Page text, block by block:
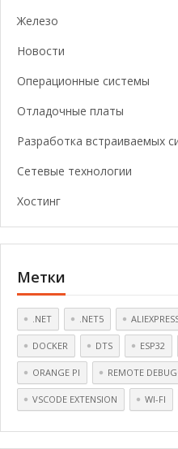
Железо
Новости
Операционные системы
Отладочные платы
Разработка встраиваемых
Сетевые технологии
Хостинг
Метки
.NET .NET5
DOCKER DTS ESP32
ORANGE PI REMOTE
VSCODE EXTENSION WI-FI